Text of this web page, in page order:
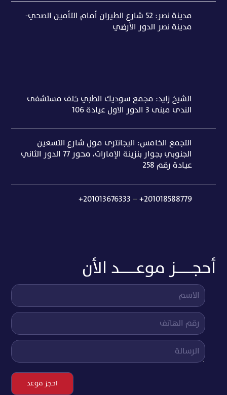
أحجــــــــز موعــــــــد الأن
الشيخ زايد: مجمع سوديك الطبي خلف مستشفى
الندى مبنى ٣ الدور الاول عيادة ١٠٦
التجمع الخامس: اليجانترى مول شارع التسعين
الجنوبي بجوار بنزينة الإمارات، محور 77 الدور الثاني
عيادة رقم 258
+201013676333–+201018588779
مدينة نصر: 52 شارع الطيران أمام التأمين الصحي-
مدينة نصر الدور الأرضي